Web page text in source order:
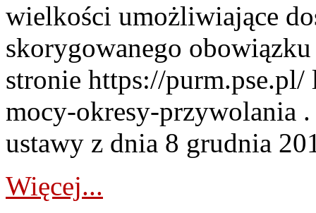
wielkości umożliwiające
skorygowanego
stronie https://
mocy-okresy-przywolania
ustawy z dnia 8 grudnia
Więcej...